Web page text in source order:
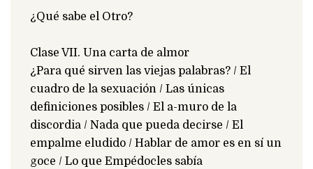
¿Qué sabe el Otro?
Clase VII. Una carta de almor
¿Para qué sirven las viejas palabras? / El
cuadro de la sexuación / Las únicas
definiciones posibles / El a-muro de la
discordia / Nada que pueda decirse / El
empalme eludido / Hablar de amor es en sí un
goce / Lo que Empédocles sabía